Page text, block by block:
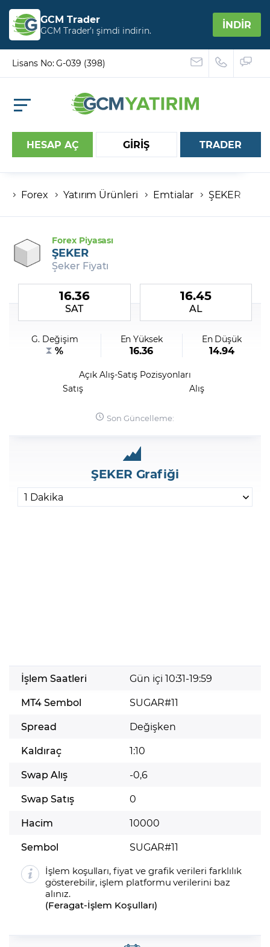
GCM Trader
GCM Trader’ı şimdi indirin. İNDİR
Lisans No: G-039 (398)
HESAP AÇ GİRİŞ
Hesap numaranız
Şifremi Unuttum
TRADER
Forex Yatırım Ürünleri Emtialar ŞEKER
Forex Piyasası
ŞEKER
Şeker Fiyatı
16.36
SAT
16.45
AL
G. Değişim
%
En Yüksek
16.36
En Düşük
14.94
Açık Alış-Satış Pozisyonları
Satış
Alış
Son Güncelleme:
ŞEKER Grafiği
İşlem Saatleri
Gün içi 10:31-19:59
MT4 Sembol
SUGAR#11
Spread
Değişken
Kaldıraç
1:10
Swap Alış
-0,6
Swap Satış
0
Hacim
10000
Sembol
SUGAR#11
İşlem koşulları, fiyat ve grafik verileri farklılık
gösterebilir, işlem platformu verilerini baz
alınız.
(Feragat-İşlem Koşulları)